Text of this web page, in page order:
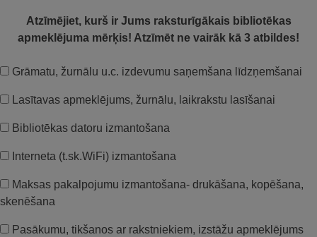
Atzīmējiet, kurš ir Jums raksturīgākais bibliotēkas
apmeklējuma mērķis! Atzīmēt ne vairāk kā 3 atbildes!
Grāmatu, žurnālu u.c. izdevumu saņemšana līdzņemšanai
Lasītavas apmeklējums, žurnālu, laikrakstu lasīšanai
Bibliotēkas datoru izmantošana
Interneta (t.sk.WiFi) izmantošana
Maksas pakalpojumu izmantošana- drukāšana, kopēšana,
skenēšana
Pasākumu, tikšanos ar rakstniekiem, izstāžu apmeklējums